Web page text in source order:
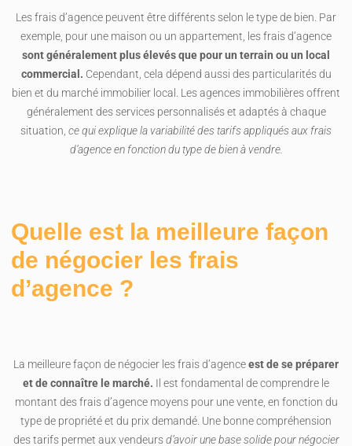
Les frais d’agence peuvent être différents selon le type de bien. Par
exemple, pour une maison ou un appartement, les frais d’agence
sont généralement plus élevés que pour un terrain ou un local
commercial. Cependant, cela dépend aussi des particularités du
bien et du marché immobilier local. Les agences immobilières offrent
généralement des services personnalisés et adaptés à chaque
situation, ce qui explique la variabilité des tarifs appliqués aux frais
d’agence en fonction du type de bien à vendre.
Quelle est la meilleure façon
de négocier les frais
d’agence ?
La meilleure façon de négocier les frais d’agenceest de se préparer
et de connaître le marché. Il est fondamental de comprendre le
montant des frais d’agence moyens pour une vente, en fonction du
type de propriété et du prix demandé. Une bonne compréhension
des tarifs permet aux vendeursd’avoir une base solide pour négocier